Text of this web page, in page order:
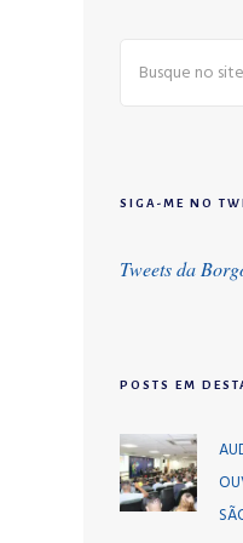
SIGA-ME NO
Tweets da
POSTS EM